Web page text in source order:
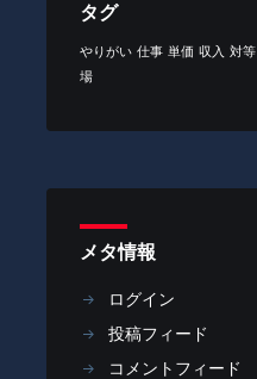
タグ
やりがい 仕事 単価 収入 対等
場
メタ情報
ログイン
投稿フィード
コメントフィード